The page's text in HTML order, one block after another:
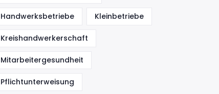
Handwerksbetriebe Kleinbetriebe
Kreishandwerkerschaft
Mitarbeitergesundheit
Pflichtunterweisung